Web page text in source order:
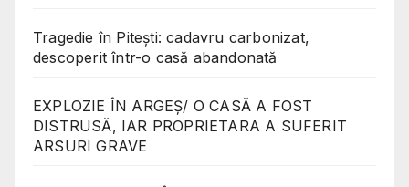
Tragedie în Pitești: cadavru carbonizat,
descoperit într-o casă abandonată
EXPLOZIE ÎN ARGEȘ/ O CASĂ A FOST
DISTRUSĂ, IAR PROPRIETARA A SUFERIT
ARSURI GRAVE